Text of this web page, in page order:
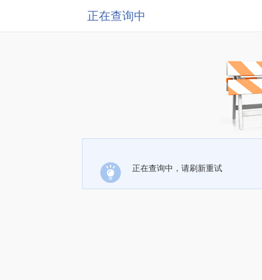
正在查询中
正在查询中，请刷新重试